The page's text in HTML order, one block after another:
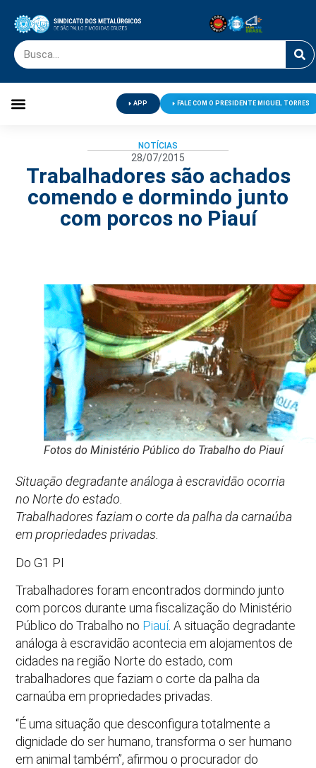
APP FALE COM O PRESIDENTE MIGUEL TORRES
NOTÍCIAS
28/07/2015
Trabalhadores são achados
comendo e dormindo junto
com porcos no Piauí
Fotos do Ministério Público do Trabalho do Piauí
Situação degradante análoga à escravidão ocorria
no Norte do estado.
Trabalhadores faziam o corte da palha da carnaúba
em propriedades privadas.
Do G1 PI
Trabalhadores foram encontrados dormindo junto
com porcos durante uma fiscalização do Ministério
Público do Trabalho no Piauí. A situação degradante
análoga à escravidão acontecia em alojamentos de
cidades na região Norte do estado, com
trabalhadores que faziam o corte da palha da
carnaúba em propriedades privadas.
“É uma situação que desconfigura totalmente a
dignidade do ser humano, transforma o ser humano
em animal também”, afirmou o procurador do